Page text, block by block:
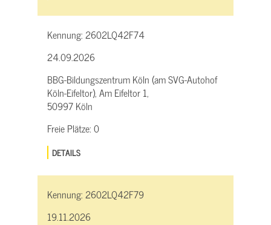
Kennung:2602LQ42F74
24.09.2026
BBG-Bildungszentrum Köln (am SVG-Autohof
Köln-Eifeltor), Am Eifeltor 1,
50997 Köln
Freie Plätze:0
DETAILS
Kennung:2602LQ42F79
19.11.2026